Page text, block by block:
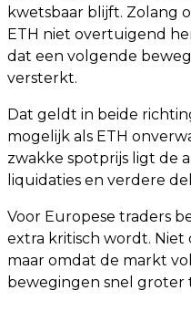
kwetsbaar blijft. Zolang
ETH niet overtuigend
dat een volgende
versterkt.
Dat geldt in beide
mogelijk als ETH
zwakke spotprijs ligt de
liquidaties en verdere
Voor Europese traders
extra kritisch wordt. Niet
maar omdat de markt
bewegingen snel groter